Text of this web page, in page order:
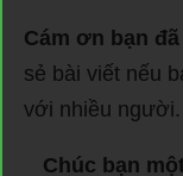
Cám ơn bạn
sẻ bài viết nếu
với nhiều người.
Chúc bạn